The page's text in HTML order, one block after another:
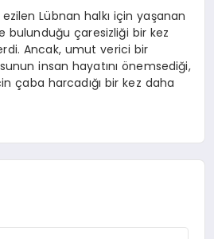
ezilen Lübnan halkı için yaşanan
bulunduğu çaresizliği bir kez
Ancak, umut verici bir
insan hayatını önemsediği,
çaba harcadığı bir kez daha